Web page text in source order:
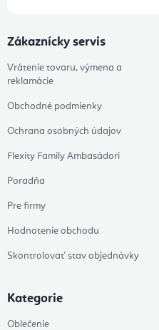
Zákaznícky servis
Vrátenie tovaru, výmena a
reklamácie
Obchodné podmienky
Ochrana osobných údajov
Flexity Family Ambasádori
Poradňa
Pre firmy
Hodnotenie obchodu
Skontrolovať stav objednávky
Kategorie
Oblečenie